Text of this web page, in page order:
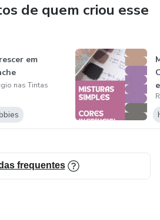
de quem criou esse
em
nas Tintas
frequentes